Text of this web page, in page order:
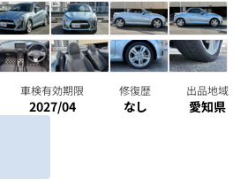
車検有効期限
2027/04
修復歴
なし
出品地域
愛知県